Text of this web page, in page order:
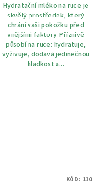
Hydratační mléko na ruce je
skvělý prostředek, který
chrání vaši pokožku před
vnějšími faktory. Příznivě
působí na ruce: hydratuje,
vyživuje, dodává jedinečnou
hladkost a...
KÓD: 110